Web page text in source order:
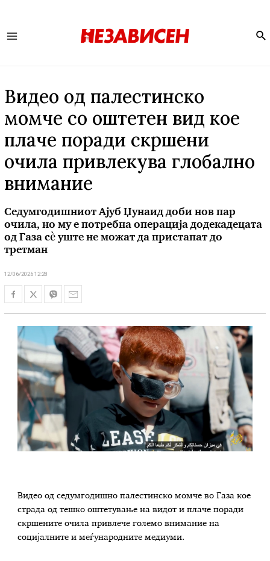
Видео од палестинско
момче со оштетен вид кое
плаче поради скршени
очила привлекува глобално
внимание
Седумгодишниот Ајуб Џунаид доби нов пар
очила, но му е потребна операција додекадецата
од Газа сè уште не можат да пристапат до
третман
12/06/2026 12:28
Видео од седумгодишно палестинско момче во Газа кое
страда од тешко оштетување на видот и плаче поради
скршените очила привлече големо внимание на
социјалните и меѓународните медиуми.